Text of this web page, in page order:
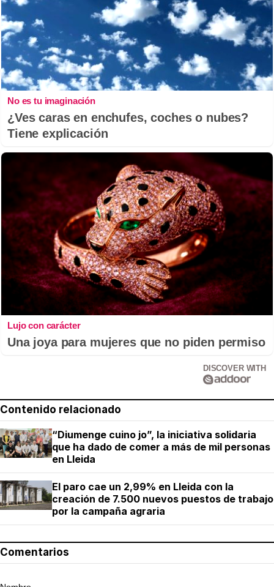
No es tu imaginación
¿Ves caras en enchufes, coches o nubes?
Tiene explicación
Lujo con carácter
Una joya para mujeres que no piden permiso
DISCOVER WITH
Contenido relacionado
“Diumenge cuino jo”, la iniciativa solidaria
que ha dado de comer a más de mil personas
en Lleida
El paro cae un 2,99% en Lleida con la
creación de 7.500 nuevos puestos de trabajo
por la campaña agraria
Comentarios